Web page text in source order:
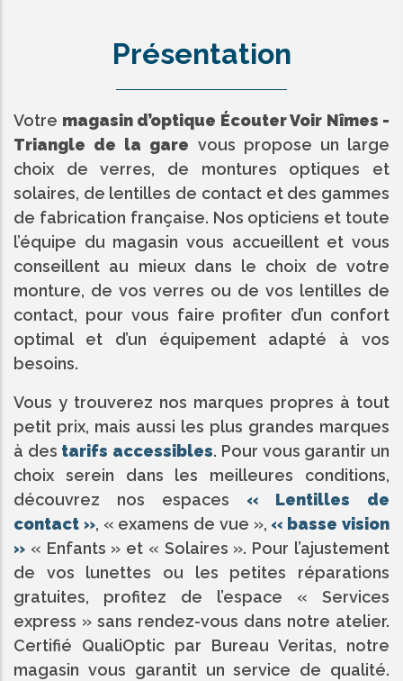
Présentation
Votre magasin d’optique Écouter Voir Nîmes -
Triangle de la gare vous propose un large
choix de verres, de montures optiques et
solaires, de lentilles de contact et des gammes
de fabrication française. Nos opticiens et toute
l’équipe du magasin vous accueillent et vous
conseillent au mieux dans le choix de votre
monture, de vos verres ou de vos lentilles de
contact, pour vous faire profiter d’un confort
optimal et d’un équipement adapté à vos
besoins.
Vous y trouverez nos marques propres à tout
petit prix, mais aussi les plus grandes marques
à des tarifs accessibles. Pour vous garantir un
choix serein dans les meilleures conditions,
découvrez nos espaces « Lentilles de
contact », « examens de vue », « basse vision
» « Enfants » et « Solaires ». Pour l’ajustement
de vos lunettes ou les petites réparations
gratuites, profitez de l’espace « Services
express » sans rendez-vous dans notre atelier.
Certifié QualiOptic par Bureau Veritas, notre
magasin vous garantit un service de qualité.